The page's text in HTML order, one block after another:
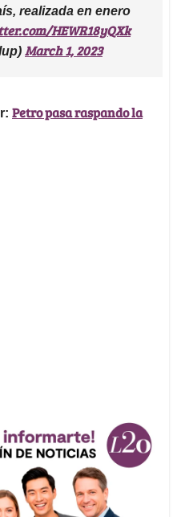
realizada en enero
HEWR18yQXk
March 1, 2023
Petro pasa raspando la